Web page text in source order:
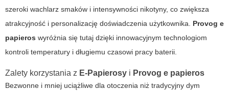
szeroki wachlarz smaków i intensywności nikotyny, co zwiększa
atrakcyjność i personalizację doświadczenia użytkownika. Provog e
papieros wyróżnia się tutaj dzięki innowacyjnym technologiom
kontroli temperatury i długiemu czasowi pracy baterii.
Zalety korzystania z E-Papierosy i Provog e papieros
Bezwonne i mniej uciążliwe dla otoczenia niż tradycyjny dym